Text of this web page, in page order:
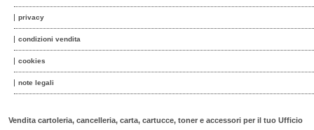
privacy
condizioni vendita
cookies
note legali
Vendita cartoleria, cancelleria, carta, cartucce, toner e accessori per il tuo Ufficio